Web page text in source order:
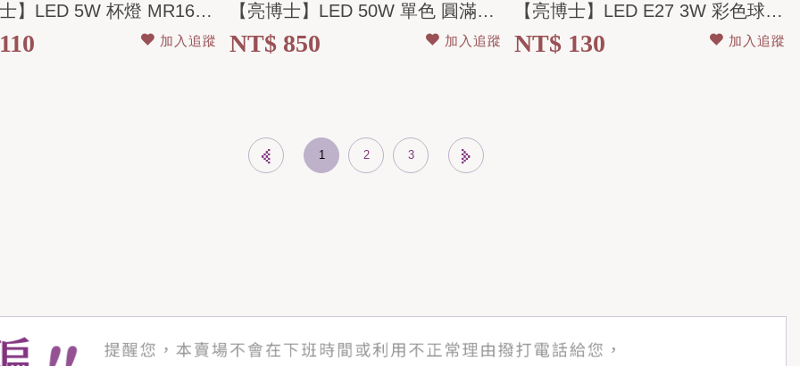
【亮博士】LED 5W 杯燈 MR16/GU10/E27/E14 全電壓
加入追蹤
【亮博士】LED 50W 單色 圓滿吸頂燈 全電壓 適用4-5坪
NT$ 850 加入追蹤
【亮博士】LED E27 3W 彩色球泡 紅光/藍光 全電壓
NT$ 130 加入追蹤
1 2 3